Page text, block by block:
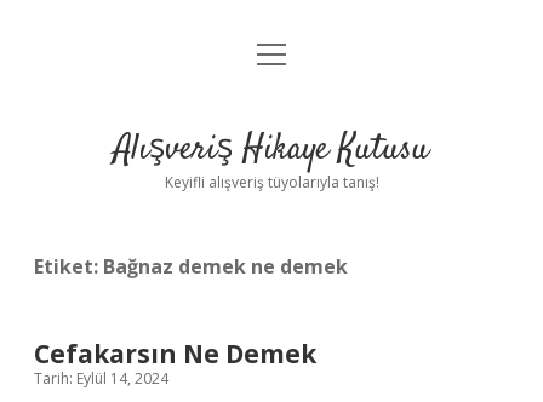
Anasayfa
Yasal Uyarı
menüyü
Alışveriş Hikaye Kutusu
Keyifli alışveriş tüyolarıyla tanış!
Etiket: Bağnaz demek ne demek
Cefakarsın Ne Demek
Tarih: Eylül 14, 2024